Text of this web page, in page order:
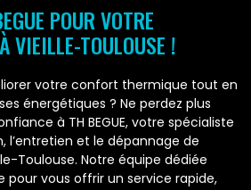
POUR VOTRE
VIEILLE-TOULOUSE !
votre confort thermique tout en
énergétiques ? Ne perdez plus
à TH BEGUE, votre spécialiste
l’entretien et le dépannage de
Toulouse. Notre équipe dédiée
vous offrir un service rapide,